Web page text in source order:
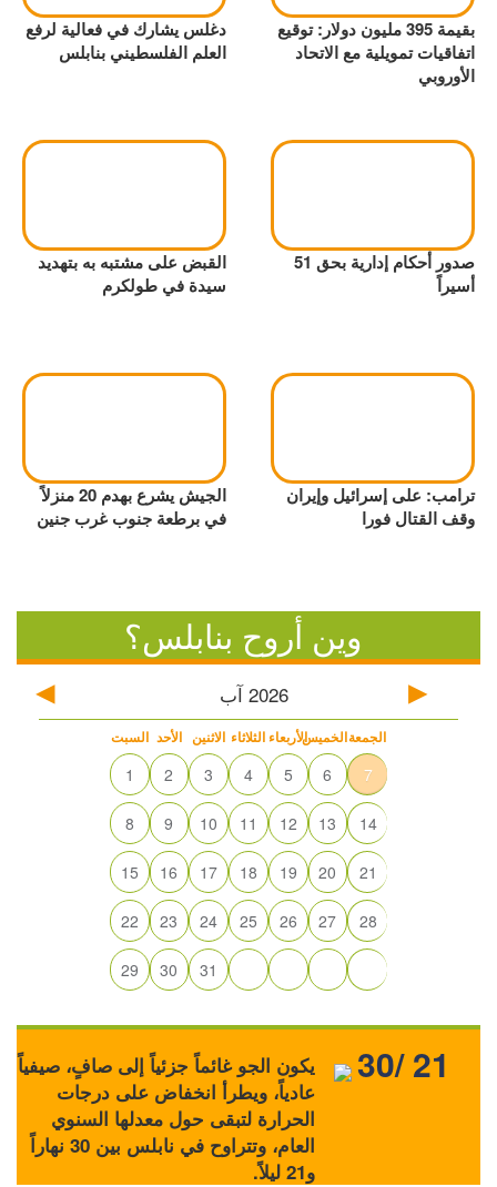
بقيمة 395 مليون دولار: توقيع
اتفاقيات تمويلية مع الاتحاد
الأوروبي
دغلس يشارك في فعالية لرفع
العلم الفلسطيني بنابلس
صدور أحكام إدارية بحق 51
أسيراً
القبض على مشتبه به بتهديد
سيدة في طولكرم
ترامب: على إسرائيل وإيران
وقف القتال فورا
الجيش يشرع بهدم 20 منزلاً
في برطعة جنوب غرب جنين
وين أروح بنابلس؟
2026 آب
السبت الأحد الاثنين الثلاثاء الأربعاءالخميسالجمعة
1 2 3 4 5 6 7
8 9 10 11 12 13 14
15 16 17 18 19 20 21
22 23 24 25 26 27 28
29 30 31
يكون الجو غائماً جزئياً إلى صافٍ، صيفياً
عادياً، ويطرأ انخفاض على درجات
الحرارة لتبقى حول معدلها السنوي
العام، وتتراوح في نابلس بين 30 نهاراً
و21 ليلاً.
30/ 21